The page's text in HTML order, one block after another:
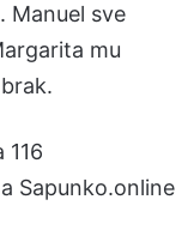
Manuel sve
mu
116
Sapunko.online